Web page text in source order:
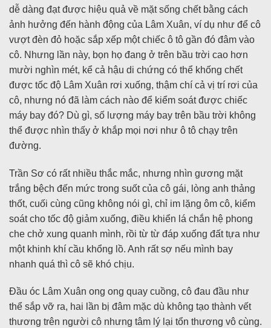
dễ dàng đạt được hiệu quả về mặt sống chết bằng cách
ảnh hưởng đến hành động của Lâm Xuân, ví dụ như để cô
vượt đèn đỏ hoặc sắp xếp một chiếc ô tô gần đó đâm vào
cô. Nhưng lần này, bọn họ đang ở trên bầu trời cao hơn
mười nghìn mét, kể cả hậu di chứng có thể khống chết
được tốc độ Lâm Xuân rơi xuống, thậm chí cả vị trí rơi của
cô, nhưng nó đã làm cách nào để kiểm soát được chiếc
máy bay đó? Dù gì, số lượng máy bay trên bầu trời không
thể được nhìn thấy ở khắp mọi nơi như ô tô chạy trên
đường.
Trần Sơ có rất nhiều thắc mắc, nhưng nhìn gương mặt
trắng bệch đến mức trong suốt của cô gái, lòng anh thảng
thốt, cuối cùng cũng không nói gì, chỉ im lặng ôm cô, kiểm
soát cho tốc độ giảm xuống, điều khiển lá chắn hệ phong
che chở xung quanh mình, rồi từ từ đáp xuống đất tựa như
một khinh khí cầu khổng lồ. Anh rất sợ nếu mình bay
nhanh quá thì cô sẽ khó chịu.
Đầu óc Lâm Xuân ong ong quay cuồng, cô đau đầu như
thể sắp vỡ ra, hai lần bị đâm mặc dù không tạo thành vết
thương trên người cô nhưng tâm lý lại tổn thương vô cùng.